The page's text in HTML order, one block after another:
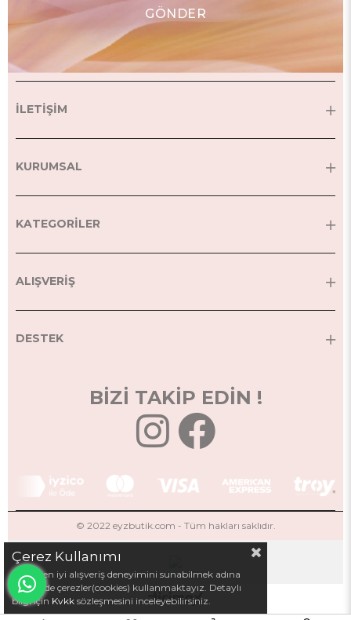
GÖNDER
İLETİŞİM
KURUMSAL
KATEGORİLER
ALIŞVERİŞ
DESTEK
BİZİ TAKİP EDİN !
© 2022 eyzbutik.com - Tüm hakları saklıdır.
Çerez Kullanımı
Sizlere en iyi alışveriş deneyimini sunabilmek adına
sitemizde çerezler(cookies) kullanmaktayız. Detaylı
bilgi için Kvkk sözleşmesini inceleyebilirsiniz.